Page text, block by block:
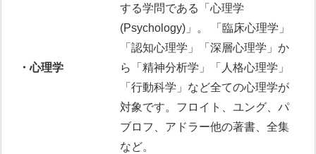
・心理学
する学問である「心理学
(Psychology)」。 「臨床心理学」
「認知心理学」「深層心理学」か
ら「精神分析学」「人格心理学」
「行動科学」など全ての心理学が
対象です。フロイト、ユング、パ
ブロフ、アドラー他の著書、全集
など。